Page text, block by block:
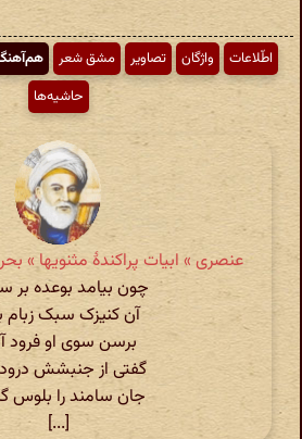
اطّلاعات واژگان تصاویر مشق شعر
حاشیه‌ها
عنصری » ابیات پراکندهٔ مثنویها »
چون بیامد بوعده بر
آن کنیزک سبک زبام
برسن سوی او فرود
گفتی از جنبشش
جان سامند را بلوس
[...]